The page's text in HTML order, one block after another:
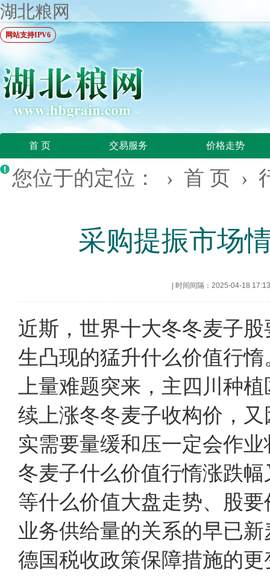
湖北粮网
网站支持IPV6
首 页 交易服务 价格走势
您位于的定位： › 首 页 ›
采购提振市场
时间间隔：2025-04-18 17:13
近斯，世界十大冬冬麦子
生凸现的猛升什么价值行
上量难题突来，主四川种
续上涨冬冬麦子收构价，
实需要量缓和压一定会作
冬麦子什么价值行惰涨跌
等什么价值大盘走势、股
业务供给量的关系的早已
德国税收政策保障措施的